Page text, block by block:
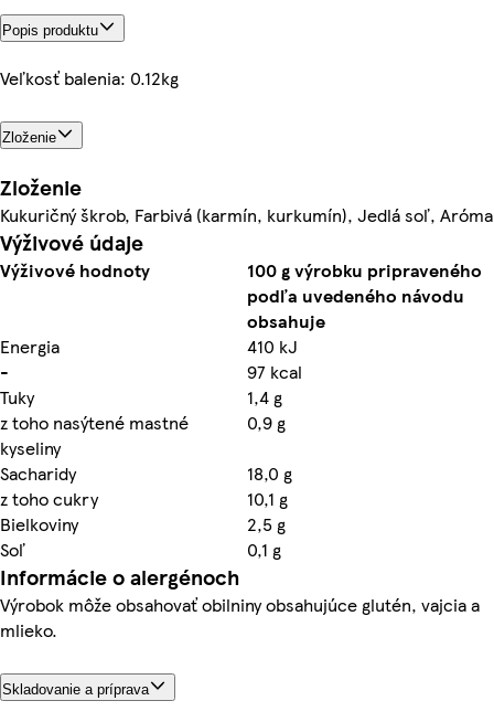
Popis produktu
Veľkosť balenia: 0.12kg
Zloženie
Zloženie
Kukuričný škrob, Farbivá (karmín, kurkumín), Jedlá soľ, Aróma
Výživové údaje
Výživové hodnoty
100 g výrobku pripraveného
podľa uvedeného návodu
obsahuje
Energia
410 kJ
-
97 kcal
Tuky
1,4 g
z toho nasýtené mastné
kyseliny
0,9 g
Sacharidy
18,0 g
z toho cukry
10,1 g
Bielkoviny
2,5 g
Soľ
0,1 g
Informácie o alergénoch
Výrobok môže obsahovať obilniny obsahujúce glutén, vajcia a
mlieko.
Skladovanie a príprava